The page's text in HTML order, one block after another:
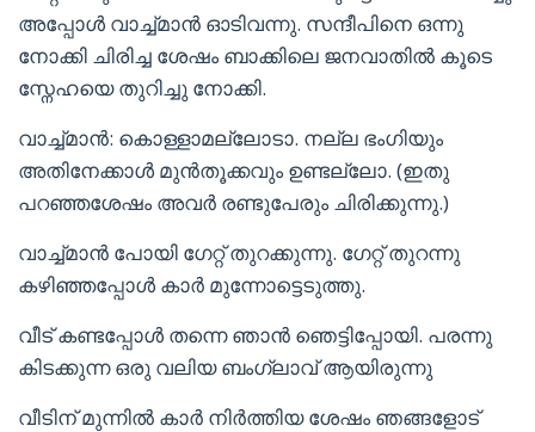
അപ്പോൾ വാച്ച്മാൻ ഓടിവന്നു. സന്ദീപിനെ ഒന്നു
നോക്കി ചിരിച്ച ശേഷം ബാക്കിലെ ജനവാതിൽ കൂടെ
സ്നേഹയെ തുറിച്ചു നോക്കി.
വാച്ച്മാൻ: കൊള്ളാമല്ലോടാ. നല്ല ഭംഗിയും
അതിനേക്കാൾ മുൻതൂക്കവും ഉണ്ടല്ലോ. (ഇതു
പറഞ്ഞശേഷം അവർ രണ്ടുപേരും ചിരിക്കുന്നു.)
വാച്ച്മാൻ പോയി ഗേറ്റ് തുറക്കുന്നു. ഗേറ്റ് തുറന്നു
കഴിഞ്ഞപ്പോൾ കാർ മുന്നോട്ടെടുത്തു.
വീട് കണ്ടപ്പോൾ തന്നെ ഞാൻ ഞെട്ടിപ്പോയി. പരന്നു
കിടക്കുന്ന ഒരു വലിയ ബംഗ്ലാവ് ആയിരുന്നു
വീടിന് മുന്നിൽ കാർ നിർത്തിയ ശേഷം ഞങ്ങളോട്